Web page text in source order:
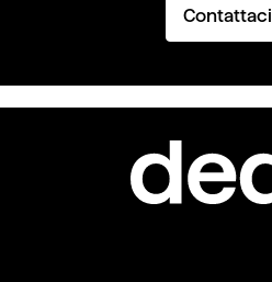
Contattaci